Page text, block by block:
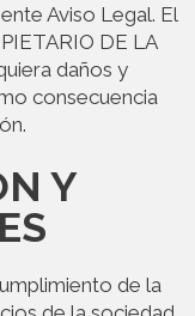
Aviso Legal. El
DE LA
daños y
consecuencia
Y
de la